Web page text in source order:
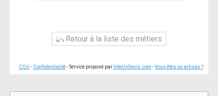
Retour à la liste des métiers
CGU - Confidentialité- Service proposé parViteUnDevis.com -Vous êtes un artisan ?